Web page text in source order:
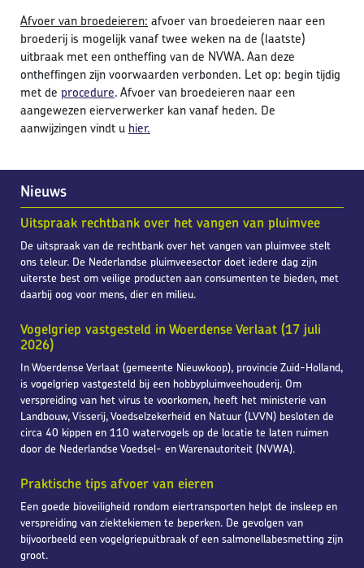
Nieuws
Uitspraak rechtbank over het vangen van pluimvee
De uitspraak van de rechtbank over het vangen van pluimvee stelt
ons teleur. De Nederlandse pluimveesector doet iedere dag zijn
uiterste best om veilige producten aan consumenten te bieden, met
daarbij oog voor mens, dier en milieu.
Vogelgriep vastgesteld in Woerdense Verlaat (17 juli
2026)
In Woerdense Verlaat (gemeente Nieuwkoop), provincie Zuid-Holland,
is vogelgriep vastgesteld bij een hobbypluimveehouderij. Om
verspreiding van het virus te voorkomen, heeft het ministerie van
Landbouw, Visserij, Voedselzekerheid en Natuur (LVVN) besloten de
circa 40 kippen en 110 watervogels op de locatie te laten ruimen
door de Nederlandse Voedsel- en Warenautoriteit (NVWA).
Praktische tips afvoer van eieren
Een goede bioveiligheid rondom eiertransporten helpt de insleep en
verspreiding van ziektekiemen te beperken. De gevolgen van
bijvoorbeeld een vogelgriepuitbraak of een salmonellabesmetting zijn
groot.
Afvoer van broedeieren: afvoer van broedeieren naar een
broederij is mogelijk vanaf twee weken na de (laatste)
uitbraak met een ontheffing van de NVWA. Aan deze
ontheffingen zijn voorwaarden verbonden. Let op: begin tijdig
met de procedure. Afvoer van broedeieren naar een
aangewezen eierverwerker kan vanaf heden. De
aanwijzingen vindt u hier.